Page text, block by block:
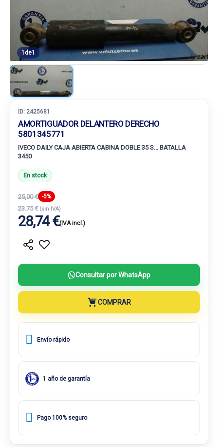
1 de1
ID: 2425681
AMORTIGUADOR DELANTERO DERECHO
5801345771
IVECO DAILY CAJA ABIERTA CABINA DOBLE 35 S... BATALLA
3450
En stock
25,00 € -5%
23.75 € (sin IVA)
28,74 €(IVA incl.)
Consultar por WhatsApp
COMPRAR
Envío rápido
1 año de garantía
Pago 100% seguro